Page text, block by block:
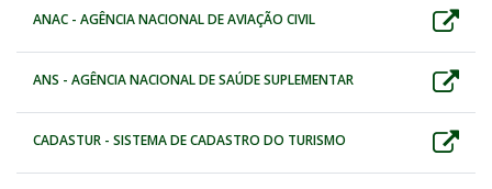
ANAC - AGÊNCIA NACIONAL DE AVIAÇÃO CIVIL
ANS - AGÊNCIA NACIONAL DE SAÚDE SUPLEMENTAR
CADASTUR - SISTEMA DE CADASTRO DO TURISMO